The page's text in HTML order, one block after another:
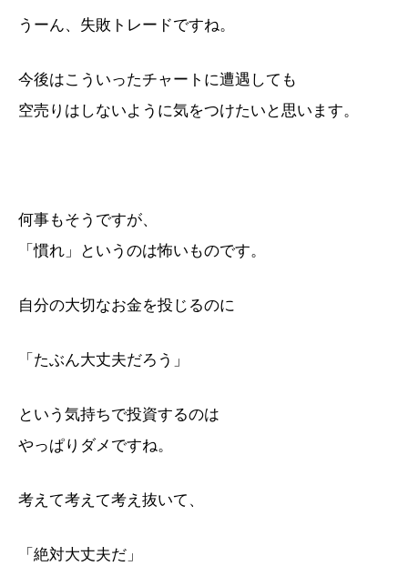
うーん、失敗トレードですね。
今後はこういったチャートに遭遇しても
空売りはしないように気をつけたいと思います。
何事もそうですが、
「慣れ」というのは怖いものです。
自分の大切なお金を投じるのに
「たぶん大丈夫だろう」
という気持ちで投資するのは
やっぱりダメですね。
考えて考えて考え抜いて、
「絶対大丈夫だ」